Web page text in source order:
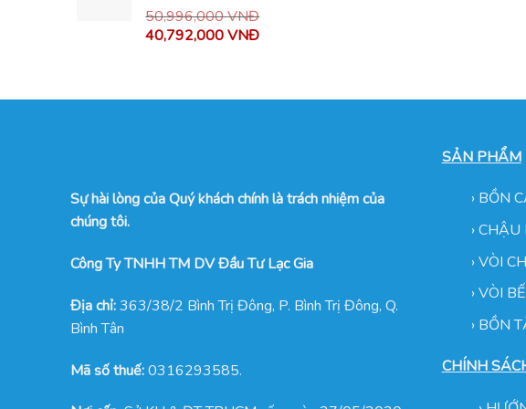
50,996,000VNĐ
40,792,000VNĐ
Sự hài lòng của Quý khách chính là trách nhiệm của
chúng tôi.
Công Ty TNHH TM DV Đầu Tư Lạc Gia
Địa chỉ:363/38/2 Bình Trị Đông, P. Bình Trị Đông, Q.
Bình Tân
Mã số thuế:0316293585.
SẢN PHẨM
› BỒN
›CHẬU
›VÒI
› VÒI
› BỒN
CHÍNH